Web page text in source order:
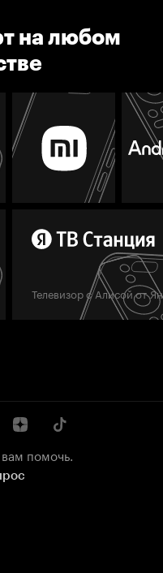
на любом
Телевизор с Алисой от
помочь.